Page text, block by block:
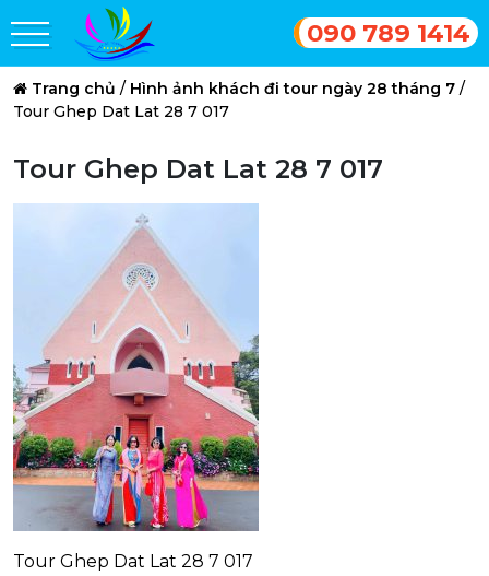
090 789 1414
Trang chủ / Hình ảnh khách đi tour ngày 28 tháng 7 /
Tour Ghep Dat Lat 28 7 017
Tour Ghep Dat Lat 28 7 017
Tour Ghep Dat Lat 28 7 017